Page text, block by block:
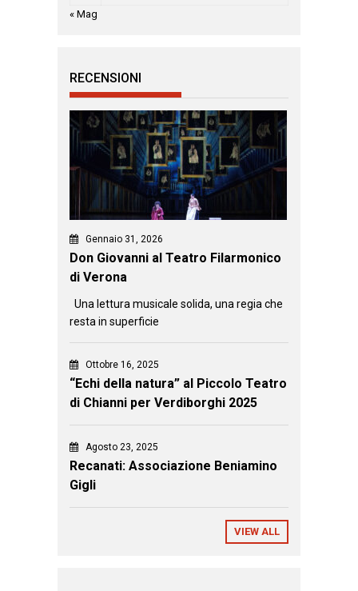
« Mag
RECENSIONI
Gennaio 31, 2026
Don Giovanni al Teatro Filarmonico
di Verona
Una lettura musicale solida, una regia che
resta in superficie
Ottobre 16, 2025
“Echi della natura” al Piccolo Teatro
di Chianni per Verdiborghi 2025
Agosto 23, 2025
Recanati: Associazione Beniamino
Gigli
VIEW ALL